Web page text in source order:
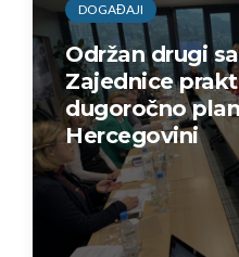
DOGAĐAJI
Održan drugi
Zajednice
dugoročno
Hercegovini